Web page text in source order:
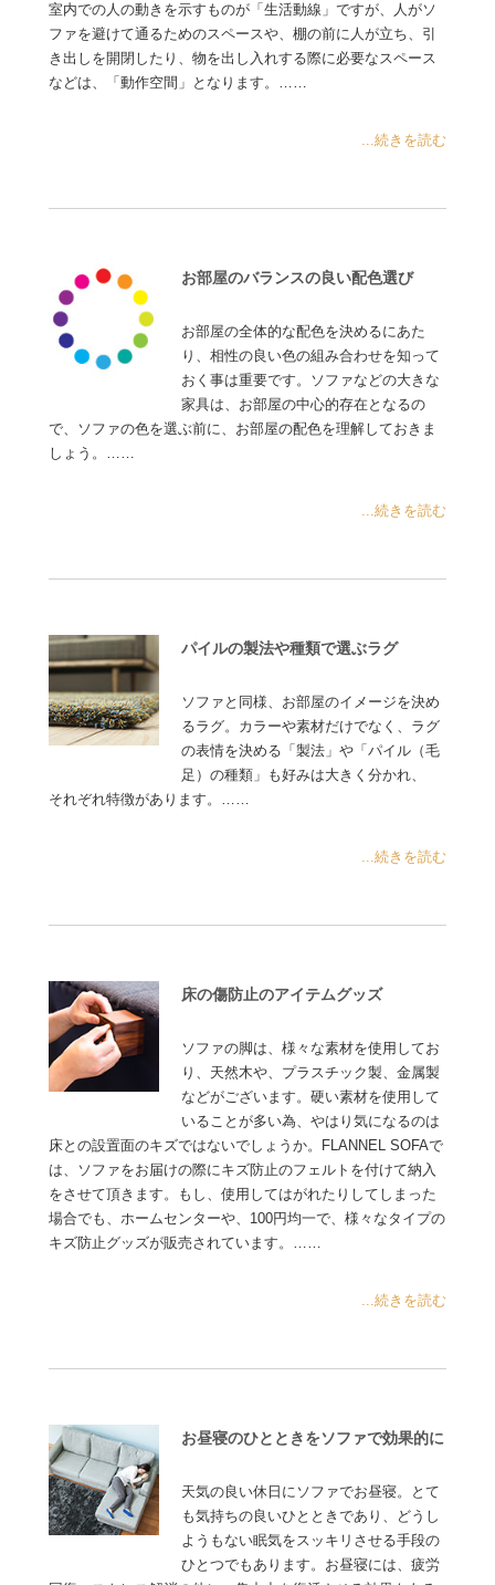
室内での人の動きを示すものが「生活動線」ですが、人がソ
ファを避けて通るためのスペースや、棚の前に人が立ち、引
き出しを開閉したり、物を出し入れする際に必要なスペース
などは、「動作空間」となります。……
...続きを読む
お部屋のバランスの良い配色選び
お部屋の全体的な配色を決めるにあた
り、相性の良い色の組み合わせを知って
おく事は重要です。ソファなどの大きな
家具は、お部屋の中心的存在となるの
で、ソファの色を選ぶ前に、お部屋の配色を理解しておきま
しょう。……
...続きを読む
パイルの製法や種類で選ぶラグ
ソファと同様、お部屋のイメージを決め
るラグ。カラーや素材だけでなく、ラグ
の表情を決める「製法」や「パイル（毛
足）の種類」も好みは大きく分かれ、
それぞれ特徴があります。……
...続きを読む
床の傷防止のアイテムグッズ
ソファの脚は、様々な素材を使用してお
り、天然木や、プラスチック製、金属製
などがございます。硬い素材を使用して
いることが多い為、やはり気になるのは
床との設置面のキズではないでしょうか。FLANNEL SOFAで
は、ソファをお届けの際にキズ防止のフェルトを付けて納入
をさせて頂きます。もし、使用してはがれたりしてしまった
場合でも、ホームセンターや、100円均一で、様々なタイプの
キズ防止グッズが販売されています。……
...続きを読む
お昼寝のひとときをソファで効果的に
天気の良い休日にソファでお昼寝。とて
も気持ちの良いひとときであり、どうし
ようもない眠気をスッキリさせる手段の
ひとつでもあります。お昼寝には、疲労